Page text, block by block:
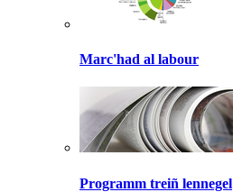
Marc'had al labour
Programm treiñ lennegel